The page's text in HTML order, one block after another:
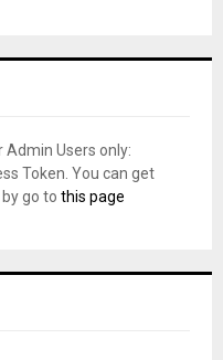
Users only:
Token. You can get
go to this page